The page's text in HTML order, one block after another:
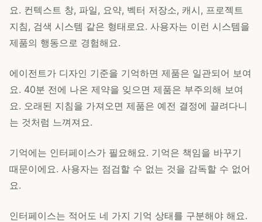
요. 컨텍스트 창, 파일, 요약, 벡터 저장소, 캐시, 프로젝트
지침, 검색 시스템 같은 형태로요. 사용자는 이런 시스템을
제품의 행동으로 경험해요.
에이전트가 디자인 기준을 기억하면 제품은 일관되어 보여
요. 40분 전에 나온 제약을 잊으면 제품은 부주의해 보여
요. 오래된 지침을 가져오면 제품은 예전 결정에 끌려다니
는 것처럼 느껴져요.
기억에는 인터페이스가 필요해요. 기억은 책임을 바꾸기
때문이에요. 사용자는 점검할 수 없는 것을 감독할 수 없어
요.
인터페이스는 적어도 네 가지 기억 상태를 구분해야 해요.